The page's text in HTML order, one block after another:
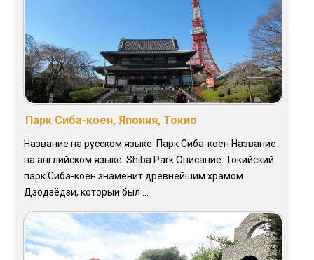
Парк Сиба-коен, Япония, Токио
Название на русском языке: Парк Сиба-коен Название
на английском языке: Shiba Park Описание: Токийский
парк Сиба-коен знаменит древнейшим храмом
Дзодзёдзи, который был ...